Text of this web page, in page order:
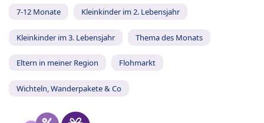
7-12 Monate Kleinkinder im 2. Lebensjahr
Kleinkinder im 3. Lebensjahr Thema des Monats
Eltern in meiner Region Flohmarkt
Wichteln, Wanderpakete & Co